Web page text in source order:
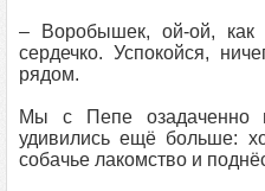
– Воробышек, ой-ой, как
сердечко. Успокойся,
рядом.
Мы с Пепе озадаченно
удивились ещё больше:
собачье лакомство и